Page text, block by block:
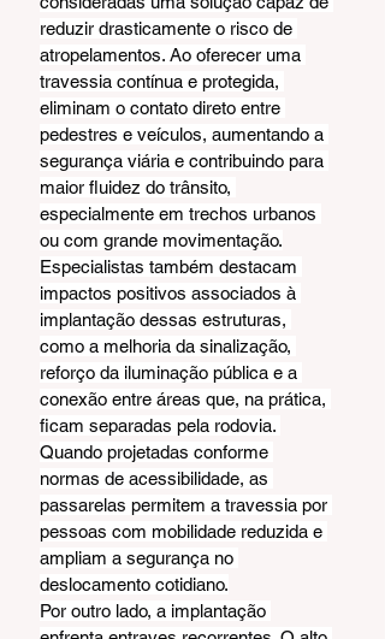
reduzir drasticamente o risco de
atropelamentos. Ao oferecer uma
travessia contínua e protegida,
eliminam o contato direto entre
pedestres e veículos, aumentando a
segurança viária e contribuindo para
maior fluidez do trânsito,
especialmente em trechos urbanos
ou com grande movimentação.
Especialistas também destacam
impactos positivos associados à
implantação dessas estruturas,
como a melhoria da sinalização,
reforço da iluminação pública e a
conexão entre áreas que, na prática,
ficam separadas pela rodovia.
Quando projetadas conforme
normas de acessibilidade, as
passarelas permitem a travessia por
pessoas com mobilidade reduzida e
ampliam a segurança no
deslocamento cotidiano.
Por outro lado, a implantação